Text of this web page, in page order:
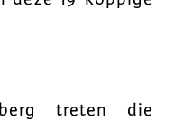
treten die